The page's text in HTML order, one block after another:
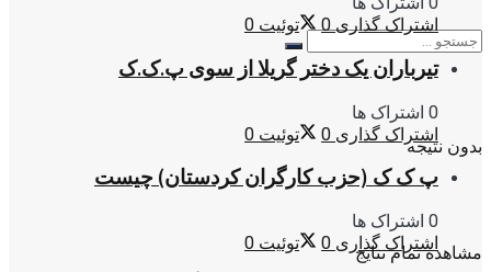
بدون نتیجه
مشاهده تمام نتایج
اشتراک گذاری 0 توئیت 0
تیرباران یک دختر گریلا از سوی پ.ک.ک
0 اشتراک ها
اشتراک گذاری 0 توئیت 0
پ ک ک (حزب کارگران کردستان) چیست
0 اشتراک ها
اشتراک گذاری 0 توئیت 0